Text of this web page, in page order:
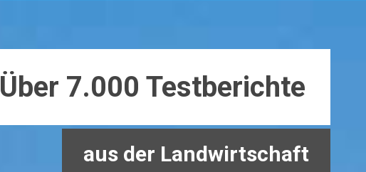
Über 7.000 Testberichte
aus der Landwirtschaft